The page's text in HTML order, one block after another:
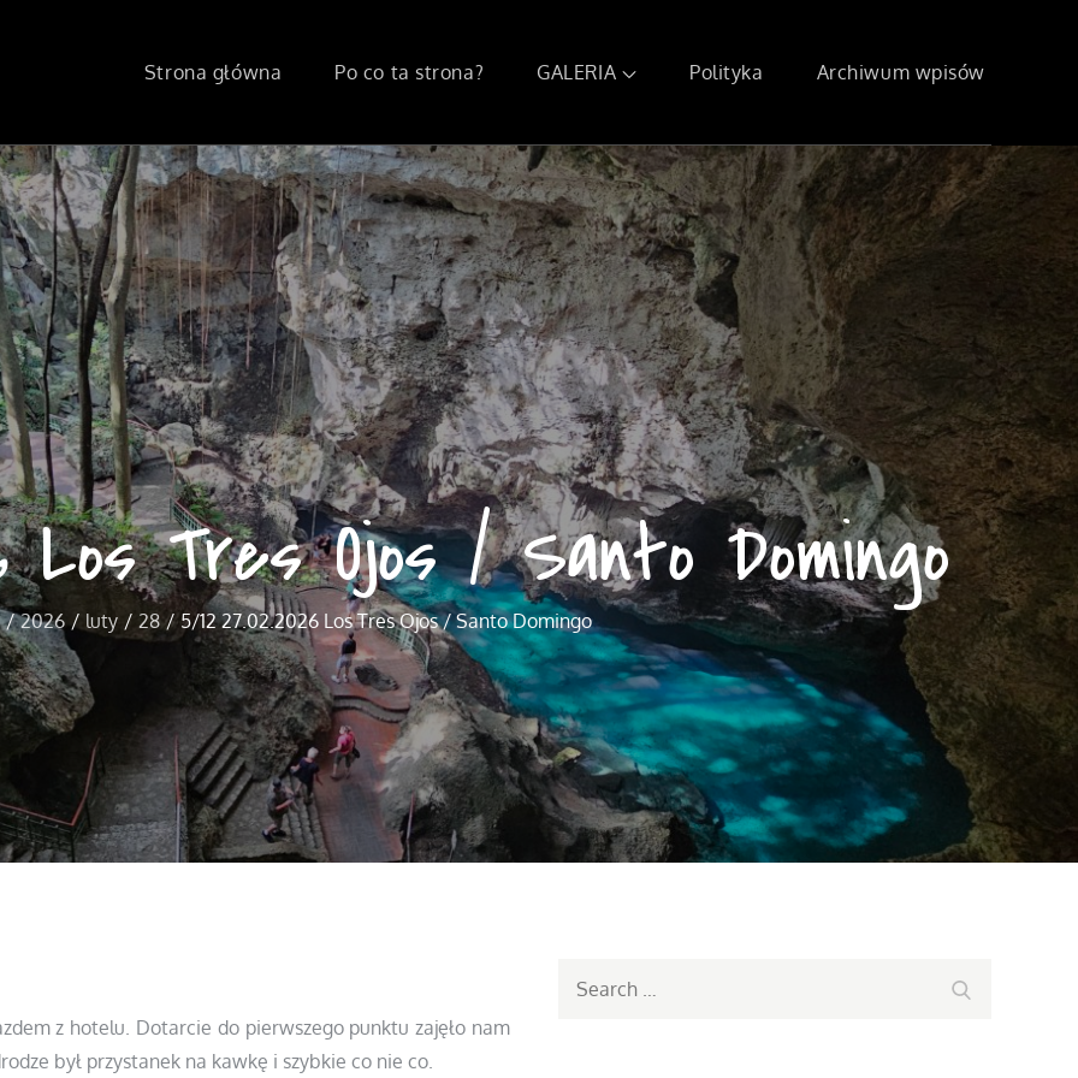
Strona główna Po co ta strona? GALERIA Polityka Archiwum wpisów
Los Tres Ojos / Santo Domingo
2026 luty 28 5/12 27.02.2026 Los Tres Ojos / Santo Domingo
z hotelu. Dotarcie do pierwszego punktu zajęło nam
był przystanek na kawkę i szybkie co nie co.